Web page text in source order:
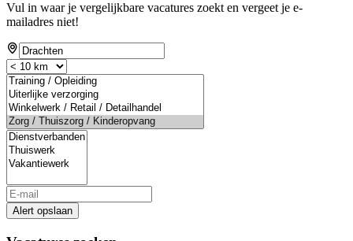
Vul in waar je vergelijkbare vacatures zoekt en vergeet je e-
mailadres niet!
Alert opslaan